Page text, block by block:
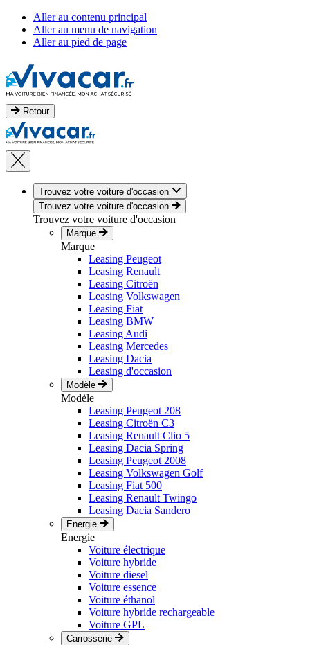
Aller au contenu principal
Aller au menu de navigation
Aller au pied de page
Retour
Trouvez votre voiture d'occasion
Trouvez votre voiture d'occasion
Trouvez votre voiture d'occasion
Marque
Marque
Leasing Peugeot
Leasing Renault
Leasing Citroën
Leasing Volkswagen
Leasing Fiat
Leasing BMW
Leasing Audi
Leasing Mercedes
Leasing Dacia
Leasing d'occasion
Modèle
Modèle
Leasing Peugeot 208
Leasing Citroën C3
Leasing Renault Clio 5
Leasing Dacia Spring
Leasing Peugeot 2008
Leasing Volkswagen Golf
Leasing Fiat 500
Leasing Renault Twingo
Leasing Dacia Sandero
Energie
Energie
Voiture électrique
Voiture hybride
Voiture diesel
Voiture essence
Voiture éthanol
Voiture hybride rechargeable
Voiture GPL
Carrosserie